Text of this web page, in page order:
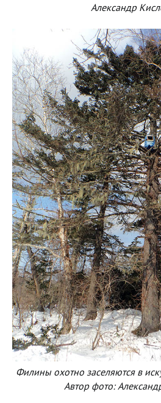
Александр
Филины охотно заселяются в
Автор фото: